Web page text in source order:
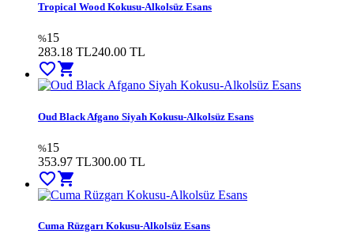
Tropical Wood Kokusu-Alkolsüz Esans
%15
283.18 TL240.00 TL
favorite_border shopping_cart
Oud Black Afgano Siyah Kokusu-Alkolsüz Esans
%15
353.97 TL300.00 TL
favorite_bordershopping_cart
Cuma Rüzgarı Kokusu-Alkolsüz Esans